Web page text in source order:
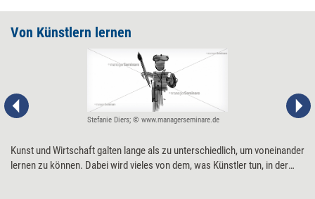
Von Künstlern lernen
Stefanie Diers; © www.managerseminare.de
Kunst und Wirtschaft galten lange als zu unterschiedlich, um voneinander
lernen zu können. Dabei wird vieles von dem, was Künstler tun, in der